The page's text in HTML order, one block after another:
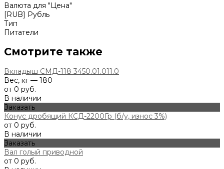
Валюта для "Цена"
[RUB] Рубль
Тип
Питатели
Смотрите также
Вкладыш СМД-118 3450.01.011.0
Вес, кг — 180
от 0 руб.
В наличии
Заказать
Конус дробящий КСД-2200Гр (б/у, износ 3%)
от 0 руб.
В наличии
Заказать
Вал голый приводной
от 0 руб.